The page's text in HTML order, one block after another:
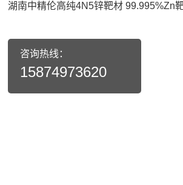
湖南中精伦高纯4N5锌靶材 99.995%Zn
咨询热线：
15874973620